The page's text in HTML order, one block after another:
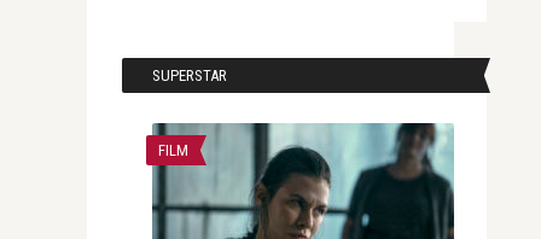
SUPERSTAR
FILM